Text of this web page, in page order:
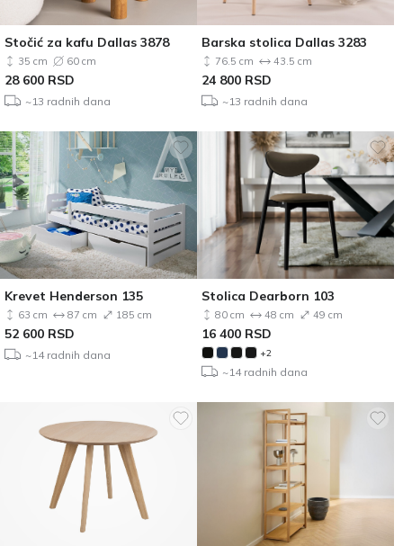
Stočić za kafu Dallas 3878
35 cm 60 cm
28 600 RSD
~13 radnih dana
Barska stolica Dallas 3283
76.5 cm 43.5 cm
24 800 RSD
~13 radnih dana
Krevet Henderson 135
63 cm 87 cm 185 cm
52 600 RSD
~14 radnih dana
Stolica Dearborn 103
80 cm 48 cm 49 cm
16 400 RSD
+2
~14 radnih dana